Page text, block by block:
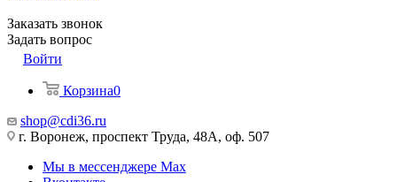
Заказать звонок
Задать вопрос
Войти
Корзина0
shop@cdi36.ru
г. Воронеж, проспект Труда, 48А, оф. 507
Мы в мессенджере Max